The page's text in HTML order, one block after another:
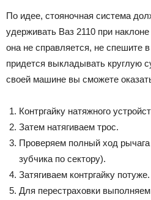
По идее, стояночная система
удерживать Ваз 2110 при
она не справляется, не спешите
придется выкладывать круглую
своей машине вы сможете
Контргайку натяжного
Затем натягиваем трос.
Проверяем полный ход
зубчика по сектору).
Затягиваем контргайку потуже.
Для перестраховки